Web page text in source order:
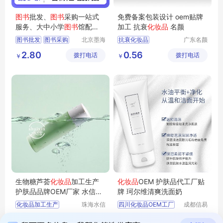
图书批发、 图书采购一站式
服务、大中小学图书馆配
书、图书 馆投标
图书批发 图书采购
北京墨海
有限公司
￥ 2.80 拨打电话
免费备案包装设计 oem贴牌
加工 抗衰化妆品 名颜
抗衰化妆品
化妆品OEM贴牌
护肤品OEM
广东名颜
限公司
￥ 0.56 拨打电话
生物糖芦荟化妆品加工生产
护肤品品牌OEM厂家 水信生
物
化妆品加工生产
珠海水信
有限公司
￥ 321.00
化妆品OEM 护肤品代工厂贴
牌 珂尔维清爽洗面奶
四川化妆品OEM工厂
成都信易
器械有限
￥ 134.00